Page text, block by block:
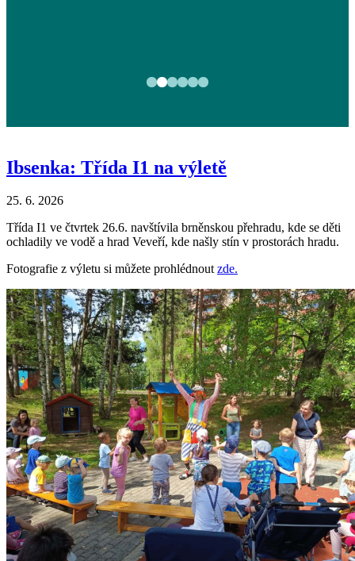
Ibsenka: Třída I1 na výletě
25. 6. 2026
Třída I1 ve čtvrtek 26.6. navštívila brněnskou přehradu, kde se děti
ochladily ve vodě a hrad Veveří, kde našly stín v prostorách hradu.
Fotografie z výletu si můžete prohlédnoutzde.